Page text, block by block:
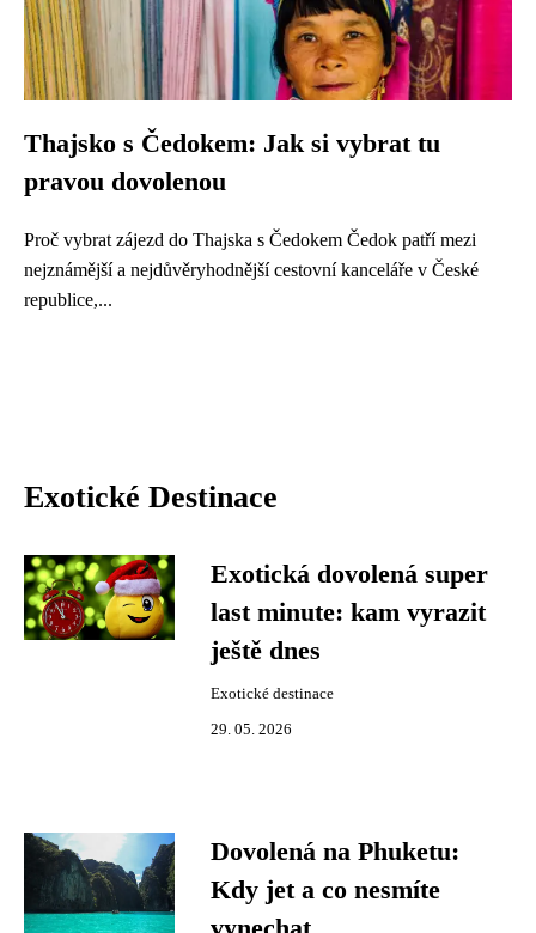
Thajsko s Čedokem: Jak si vybrat tu
pravou dovolenou
Proč vybrat zájezd do Thajska s Čedokem Čedok patří mezi
nejznámější a nejdůvěryhodnější cestovní kanceláře v České
republice,...
Exotické Destinace
Exotická dovolená super
last minute: kam vyrazit
ještě dnes
Exotické destinace
29. 05. 2026
Dovolená na Phuketu:
Kdy jet a co nesmíte